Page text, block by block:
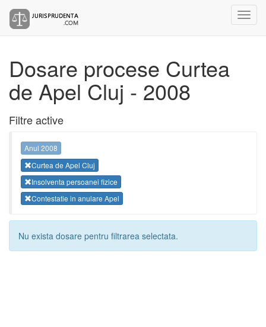
Dosare procese Curtea
de Apel Cluj - 2008
Filtre active
Anul 2008
Curtea de Apel Cluj
Insolventa persoanei fizice
Contestatie in anulare Apel
Nu exista dosare pentru filtrarea selectata.